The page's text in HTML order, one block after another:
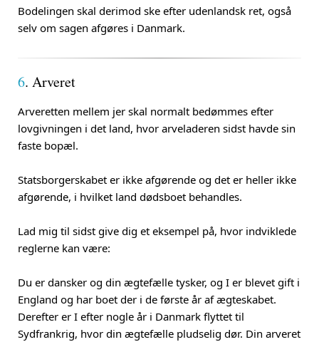
Bodelingen skal derimod ske efter udenlandsk ret, også
selv om sagen afgøres i Danmark.
6. Arveret
Arveretten mellem jer skal normalt bedømmes efter
lovgivningen i det land, hvor arveladeren sidst havde sin
faste bopæl.
Statsborgerskabet er ikke afgørende og det er heller ikke
afgørende, i hvilket land dødsboet behandles.
Lad mig til sidst give dig et eksempel på, hvor indviklede
reglerne kan være:
Du er dansker og din ægtefælle tysker, og I er blevet gift i
England og har boet der i de første år af ægteskabet.
Derefter er I efter nogle år i Danmark flyttet til
Sydfrankrig, hvor din ægtefælle pludselig dør. Din arveret